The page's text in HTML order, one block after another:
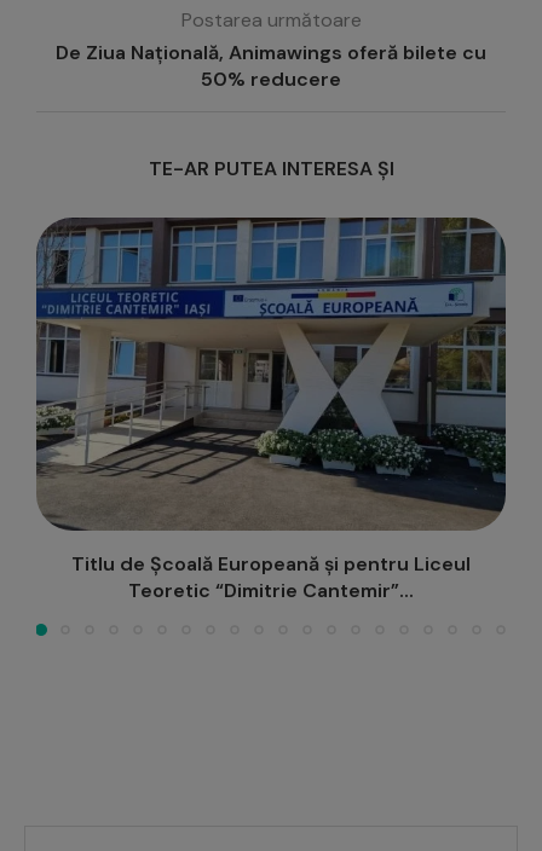
Postarea următoare
De Ziua Națională, Animawings oferă bilete cu
50% reducere
TE-AR PUTEA INTERESA ȘI
Votează IAȘUL în competiția Destinația Anului
2026!